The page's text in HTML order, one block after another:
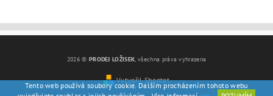
2026 © PRODEJ LOŽISEK, všechna práva vyhrazena
Vytvořil Shoptet
Tento web používá soubory cookie. Dalším procházením tohoto webu